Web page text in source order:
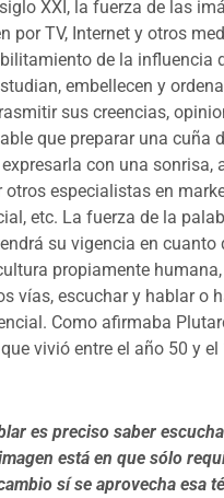
XXI, la fuerza de las
por TV, Internet y otros
de la influencia
embellecen y
sus creencias,
que preparar una cuña
con una sonrisa,
otros especialistas en
etc. La fuerza de la
su vigencia en cuanto
propiamente
vías, escuchar y hablar o
Como afirmaba
vivió entre el año 50 y el
es preciso saber
está en que sólo
sí se aprovecha esa